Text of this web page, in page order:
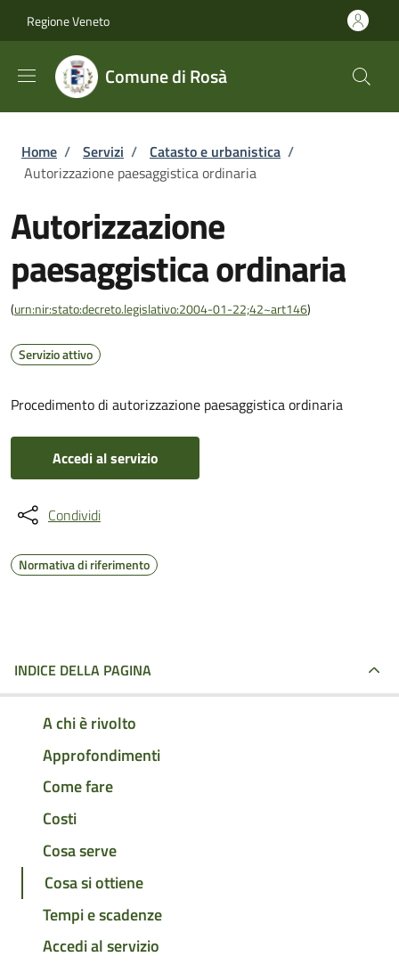
Regione Veneto
Comune di Rosà
Briciole di pane
Home / Servizi / Catasto e urbanistica /
Autorizzazione paesaggistica ordinaria
Autorizzazione
paesaggistica ordinaria
(urn:nir:stato:decreto.legislativo:2004-01-22;42~art146)
Servizio attivo
Procedimento di autorizzazione paesaggistica ordinaria
Accedi al servizio
Condividi
Normativa di riferimento
INDICE DELLA PAGINA
A chi è rivolto
Approfondimenti
Come fare
Costi
Cosa serve
Cosa si ottiene
Tempi e scadenze
Accedi al servizio